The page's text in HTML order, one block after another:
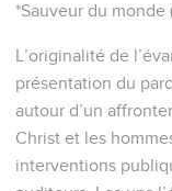
*Sauveur du monde
L’originalité de
présentation du
autour d’un
Christ et les
interventions